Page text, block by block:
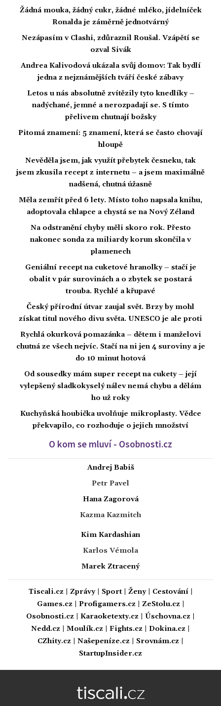
Žádná mouka, žádný cukr, žádné mléko, jídelníček
Ronalda je záměrně jednotvárný
Nezápasím v Clashi, zdůraznil Roušal. Vzápětí se
ozval Sivák
Andrea Kalivodová ukázala svůj domov: Tak bydlí
jedna z nejznámějších tváří české zábavy
Letos u nás absolutně zvítězily tyto knedlíky –
nadýchané, jemné a nerozpadají se. S tímto
přelivem chutnají božsky
Pitomá znamení: 5 znamení, která se často chovají
hloupě
Nevěděla jsem, jak využít přebytek česneku, tak
jsem zkusila recept z internetu – a jsem maximálně
nadšená, chutná úžasně
Měla zemřít před 6 lety. Místo toho napsala knihu,
adoptovala chlapce a chystá se na Nový Zéland
Na odstranění chyby měli skoro rok. Přesto
nakonec sonda za miliardy korun skončila v
plamenech
Geniální recept na cuketové hranolky – stačí je
obalit v pár surovinách a o zbytek se postará
trouba. Rychlé a křupavé
Český přírodní útvar zaujal svět. Brzy by mohl
získat titul nového divu světa. UNESCO je ale proti
Rychlá okurková pomazánka – dětem i manželovi
chutná ze všech nejvíc. Stačí na ni jen 4 suroviny a je
do 10 minut hotová
Od sousedky mám super recept na cukety – její
vylepšený sladkokyselý nálev nemá chybu a dělám
ho už roky
Kuchyňská houbička uvolňuje mikroplasty. Vědce
překvapilo, co rozhoduje o jejich množství
O kom se mluví - Osobnosti.cz
Andrej Babiš
Petr Pavel
Hana Zagorová
Kazma Kazmitch
Kim Kardashian
Karlos Vémola
Marek Ztracený
Tiscali.cz Zprávy| Sport| Ženy| Cestování|
Games.cz
Profigamers.cz ZeStolu.cz
Osobnosti.cz
Karaoketexty.cz Úschovna.cz
Nedd.cz
Moulík.cz Fights.cz Dokina.cz
CZhity.cz
Našepeníze.cz Srovnám.cz
StartupInsider.cz